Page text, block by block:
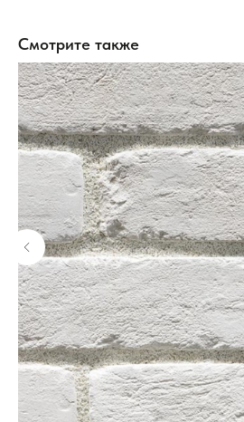
Смотрите также